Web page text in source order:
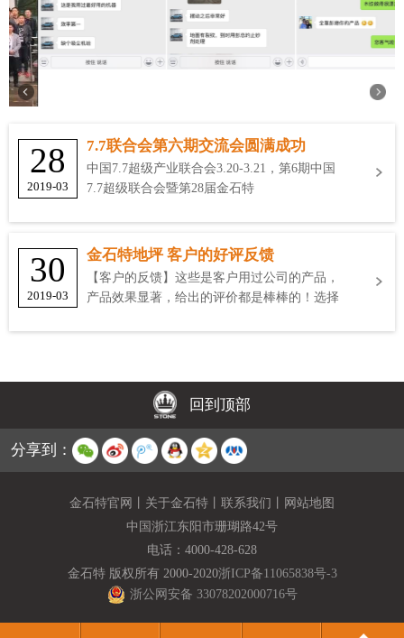
28
2019-03
7.7联合会第六期交流会圆满成功
中国7.7超级产业联合会3.20-3.21，第6期中国
7.7超级联合会暨第28届金石特
30
2019-03
金石特地坪 客户的好评反馈
【客户的反馈】这些是客户用过公司的产品，
产品效果显著，给出的评价都是棒棒的！选择
回到顶部
分享到：
金石特官网 关于金石特 联系我们
网站地图
中国浙江东阳市珊瑚路42号
电话： 4000-428-628
金石特 版权所有 2000-2020浙ICP备11065838号-3
浙公网安备 33078202000716号